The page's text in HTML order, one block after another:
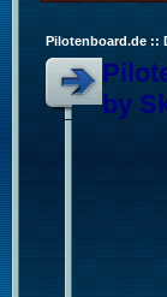
Pilotenboard.de ::
by